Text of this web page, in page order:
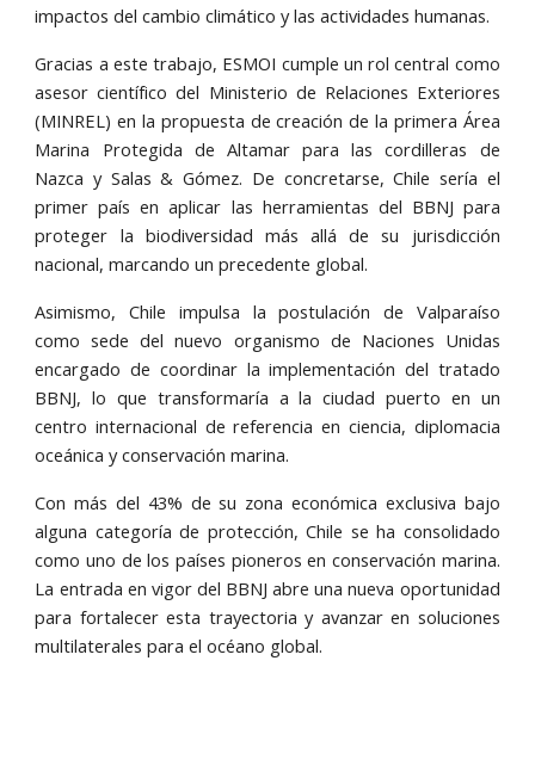
impactos del cambio climático y las actividades humanas.
Gracias a este trabajo, ESMOI cumple un rol central como
asesor científico del Ministerio de Relaciones Exteriores
(MINREL) en la propuesta de creación de la primera Área
Marina Protegida de Altamar para las cordilleras de
Nazca y Salas & Gómez. De concretarse, Chile sería el
primer país en aplicar las herramientas del BBNJ para
proteger la biodiversidad más allá de su jurisdicción
nacional, marcando un precedente global.
Asimismo, Chile impulsa la postulación de Valparaíso
como sede del nuevo organismo de Naciones Unidas
encargado de coordinar la implementación del tratado
BBNJ, lo que transformaría a la ciudad puerto en un
centro internacional de referencia en ciencia, diplomacia
oceánica y conservación marina.
Con más del 43% de su zona económica exclusiva bajo
alguna categoría de protección, Chile se ha consolidado
como uno de los países pioneros en conservación marina.
La entrada en vigor del BBNJ abre una nueva oportunidad
para fortalecer esta trayectoria y avanzar en soluciones
multilaterales para el océano global.